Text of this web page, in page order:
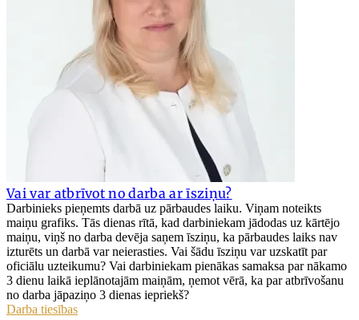
Vai var atbrīvot no darba ar īsziņu?
Darbinieks pieņemts darbā uz pārbaudes laiku. Viņam noteikts
maiņu grafiks. Tās dienas rītā, kad darbiniekam jādodas uz kārtējo
maiņu, viņš no darba devēja saņem īsziņu, ka pārbaudes laiks nav
izturēts un darbā var neierasties. Vai šādu īsziņu var uzskatīt par
oficiālu uzteikumu? Vai darbiniekam pienākas samaksa par nākamo
3 dienu laikā ieplānotajām maiņām, ņemot vērā, ka par atbrīvošanu
no darba jāpaziņo 3 dienas iepriekš?
Darba tiesības